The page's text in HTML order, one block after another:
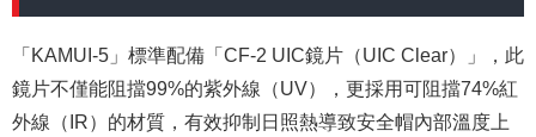
「KAMUI-5」標準配備「CF-2 UIC鏡片（UIC Clear）」，此
鏡片不僅能阻擋99%的紫外線（UV），更採用可阻擋74%紅
外線（IR）的材質，有效抑制日照熱導致安全帽內部溫度上